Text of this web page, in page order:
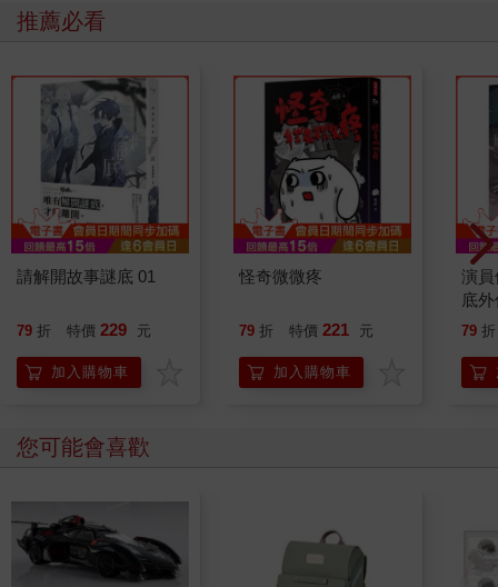
推薦必看
請解開故事謎底 01
79 折 特價 229 元
加入購物車
怪奇微微疼
79 折 特價 221 元
加入購物車
演
底
79 折
您可能會喜歡